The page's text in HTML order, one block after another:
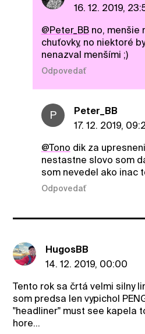
16. 12. 2019,
@Peter_BBno, menšie
chuťovky, no niektoré
nenazval menšími ;)
Odpovedať
P
Peter_BB
17. 12. 2019,
@Tono dik za
nestastne slovo som
som nevedel ako inac
Odpovedať
HugosBB
14. 12. 2019, 00:00
Tento rok sa črtá velmi silny
som predsa len vypichol
"headliner" must see kapela
hore...